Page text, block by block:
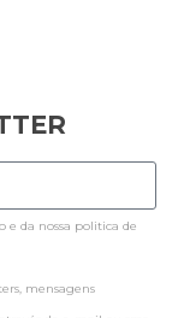
e da nossa politica de
mensagens